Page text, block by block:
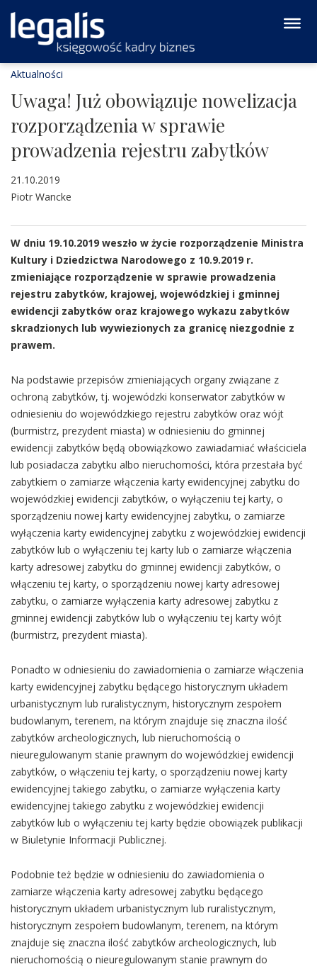
Aktualności
Uwaga! Już obowiązuje nowelizacja
rozporządzenia w sprawie
prowadzenia rejestru zabytków
21.10.2019
Piotr Wancke
W dniu 19.10.2019 weszło w życie rozporządzenie Ministra
Kultury i Dziedzictwa Narodowego z 10.9.2019 r.
zmieniające rozporządzenie w sprawie prowadzenia
rejestru zabytków, krajowej, wojewódzkiej i gminnej
ewidencji zabytków oraz krajowego wykazu zabytków
skradzionych lub wywiezionych za granicę niezgodnie z
prawem.
Na podstawie przepisów zmieniających organy związane z
ochroną zabytków, tj. wojewódzki konserwator zabytków w
odniesieniu do wojewódzkiego rejestru zabytków oraz wójt
(burmistrz, prezydent miasta) w odniesieniu do gminnej
ewidencji zabytków będą obowiązkowo zawiadamiać właściciela
lub posiadacza zabytku albo nieruchomości, która przestała być
zabytkiem o zamiarze włączenia karty ewidencyjnej zabytku do
wojewódzkiej ewidencji zabytków, o wyłączeniu tej karty, o
sporządzeniu nowej karty ewidencyjnej zabytku, o zamiarze
wyłączenia karty ewidencyjnej zabytku z wojewódzkiej ewidencji
zabytków lub o wyłączeniu tej karty lub o zamiarze włączenia
karty adresowej zabytku do gminnej ewidencji zabytków, o
włączeniu tej karty, o sporządzeniu nowej karty adresowej
zabytku, o zamiarze wyłączenia karty adresowej zabytku z
gminnej ewidencji zabytków lub o wyłączeniu tej karty wójt
(burmistrz, prezydent miasta).
Ponadto w odniesieniu do zawiadomienia o zamiarze włączenia
karty ewidencyjnej zabytku będącego historycznym układem
urbanistycznym lub ruralistycznym, historycznym zespołem
budowlanym, terenem, na którym znajduje się znaczna ilość
zabytków archeologicznych, lub nieruchomością o
nieuregulowanym stanie prawnym do wojewódzkiej ewidencji
zabytków, o włączeniu tej karty, o sporządzeniu nowej karty
ewidencyjnej takiego zabytku, o zamiarze wyłączenia karty
ewidencyjnej takiego zabytku z wojewódzkiej ewidencji
zabytków lub o wyłączeniu tej karty będzie obowiązek publikacji
w Biuletynie Informacji Publicznej.
Podobnie też będzie w odniesieniu do zawiadomienia o
zamiarze włączenia karty adresowej zabytku będącego
historycznym układem urbanistycznym lub ruralistycznym,
historycznym zespołem budowlanym, terenem, na którym
znajduje się znaczna ilość zabytków archeologicznych, lub
nieruchomością o nieuregulowanym stanie prawnym do